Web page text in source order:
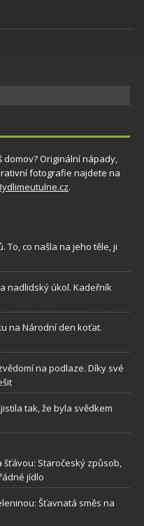
domov? Originální nápady,
fotografie najdete na
.
To, co našla na jeho těle, ji
nadlidský úkol. Kadeřník
na Národní den koťat.
na podlaze. Díky své
tak, že byla svědkem
šťávou: Staročeský způsob,
jídlo
Šťavnatá směs na